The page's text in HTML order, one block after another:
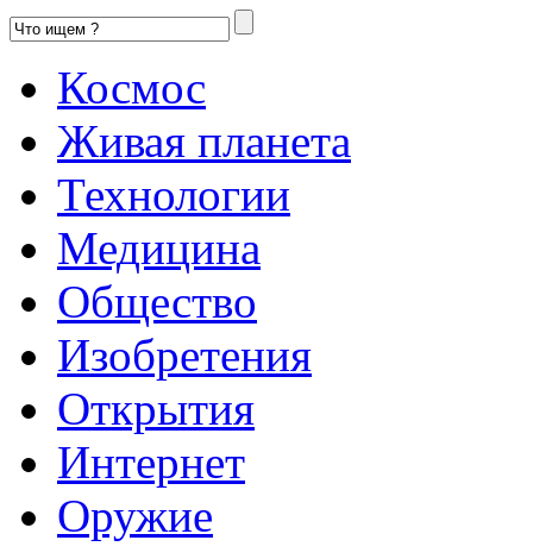
Космос
Живая планета
Технологии
Медицина
Общество
Изобретения
Открытия
Интернет
Оружие